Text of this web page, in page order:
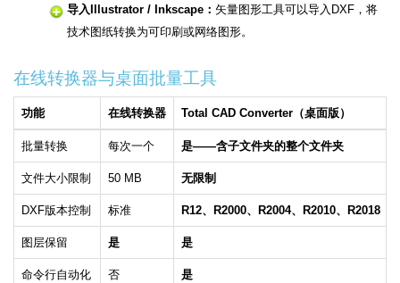
导入Illustrator / Inkscape： 矢量图形工具可以导入DXF，将
技术图纸转换为可印刷或网络图形。
在线转换器与桌面批量工具
功能 在线转换器 Total CAD Converter（桌面版）
批量转换 每次一个 是——含子文件夹的整个文件夹
文件大小限制 50 MB 无限制
DXF版本控制 标准 R12、R2000、R2004、R2010、R2018
图层保留 是 是
命令行自动化 否 是